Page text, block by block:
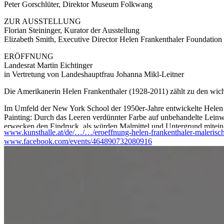
Peter Gorschlüter, Direktor Museum Folkwang
ZUR AUSSTELLUNG
Florian Steininger, Kurator der Ausstellung
Elizabeth Smith, Executive Director Helen Frankenthaler Foundation
ERÖFFNUNG
Landesrat Martin Eichtinger
in Vertretung von Landeshauptfrau Johanna Mikl-Leitner
Die Amerikanerin Helen Frankenthaler (1928-2011) zählt zu den
Im Umfeld der New York School der 1950er-Jahre entwickelte
Painting: Durch das Leeren verdünnter Farbe auf unbehandelte
erwecken den Eindruck, als würden Malmittel und Untergrund
Ausgehend von dieser Technik entwickelte Helen Frankenthaler
www.kunsthalle.at/de/…/…/eroeffnung-helen-frankenthaler-
www.facebook.com/events/464890732080916